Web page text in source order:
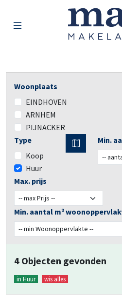
AANBOD
HUUR
VERKOOP
AANKOOP
TAXATIES
RESULTATEN
BLOG
OVER ONS
Woonplaats
EINDHOVEN
ARNHEM
PIJNACKER
Type
Koop
Huur
Min.
Max. prijs
Min. aantal m²
4 Objecten gevonden
in Huur wis alles